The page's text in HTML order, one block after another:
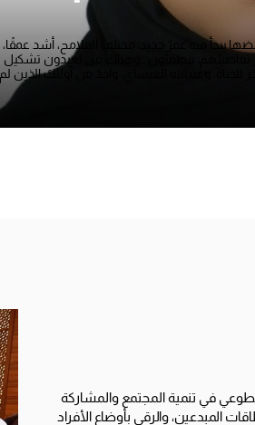
يبدأ منه عمرٌ جديد، مختلف الملامح، أشد عمقًا،
تفاصيلهم، ينطفئون… وهناك من يُعيدون تشكيل
للحياة. وعبدالله العيساي، واحدٌ من أولئك الذين لم
في تنمية المجتمع والمشاركة
المبدعين، والرقي بأوضاع الأفراد